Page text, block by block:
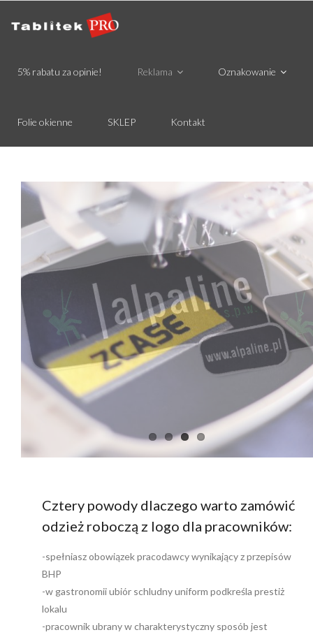
5% rabatu za opinie! Reklama Oznakowanie
Folie okienne SKLEP Kontakt
Cztery powody dlaczego warto zamówić
odzież roboczą z logo dla pracowników:
-spełniasz obowiązek pracodawcy wynikający z przepisów
BHP
-w gastronomii ubiór schludny uniform podkreśla prestiż
lokalu
-pracownik ubrany w charakterystyczny sposób jest